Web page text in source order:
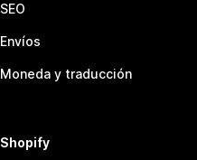
SEO
Envíos
Moneda y traducción
Shopify